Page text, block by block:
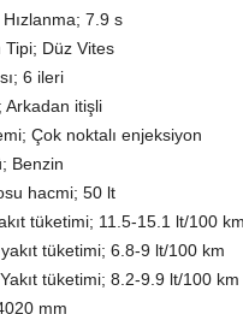
7.9 s
Tipi; Düz Vites
6 ileri
Arkadan itişli
Çok noktalı enjeksiyon
Benzin
hacmi; 50 lt
tüketimi; 11.5-15.1 lt/100
yakıt tüketimi; 6.8-9 lt/100 km
tüketimi; 8.2-9.9 lt/100 km
mm